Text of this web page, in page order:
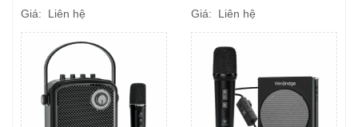
Giá: Liên hệ
Giá: Liên hệ